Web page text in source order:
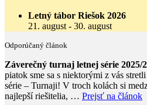
Letný tábor Riešok 2026
21. august - 30. august
Odporúčaný článok
Záverečný turnaj letnej série 2025/
piatok sme sa s niektorými z vás
série – Turnaji! V troch kolách si
najlepší riešitelia, … Prejsť na článok